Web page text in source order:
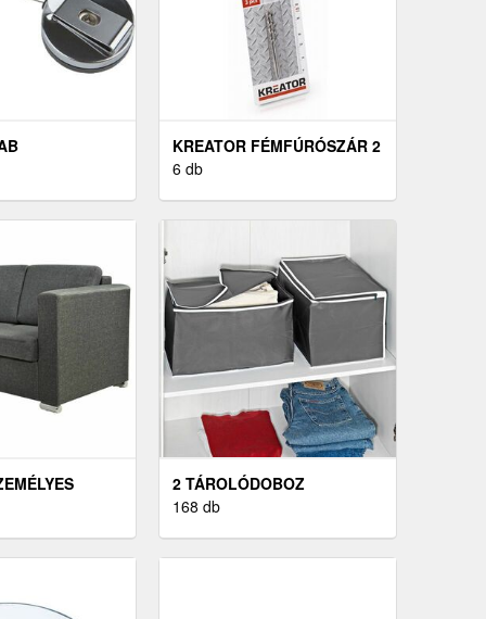
KREATOR FÉMFÚRÓSZÁR 2
MM HSS
6 db
2 TÁROLÓDOBOZ
168 db